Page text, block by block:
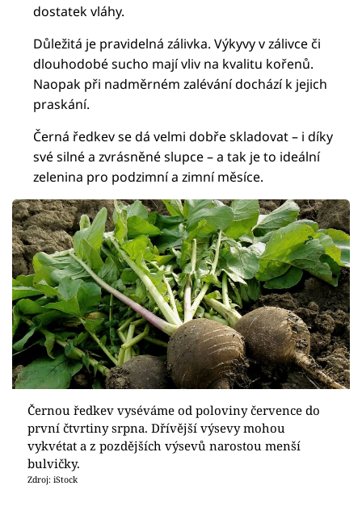
dostatek vláhy.
Důležitá je pravidelná zálivka. Výkyvy v zálivce či
dlouhodobé sucho mají vliv na kvalitu kořenů.
Naopak při nadměrném zalévání dochází k jejich
praskání.
Černá ředkev se dá velmi dobře skladovat – i díky
své silné a zvrásněné slupce – a tak je to ideální
zelenina pro podzimní a zimní měsíce.
Černou ředkev vyséváme od poloviny července do
první čtvrtiny srpna. Dřívější výsevy mohou
vykvétat a z pozdějších výsevů narostou menší
bulvičky.
Zdroj: iStock